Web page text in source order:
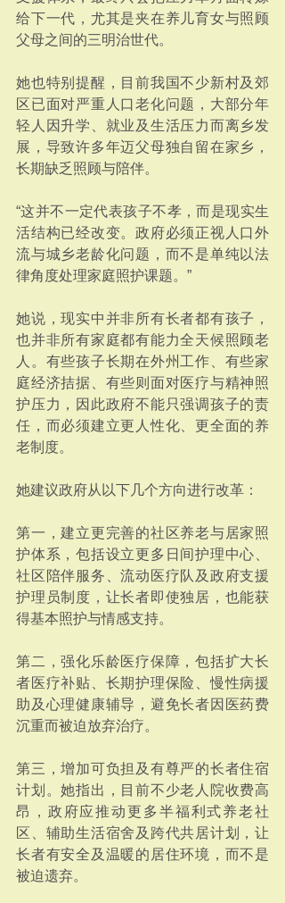
给下一代，尤其是夹在养儿育女与照顾
父母之间的三明治世代。
她也特别提醒，目前我国不少新村及郊
区已面对严重人口老化问题，大部分年
轻人因升学、就业及生活压力而离乡发
展，导致许多年迈父母独自留在家乡，
长期缺乏照顾与陪伴。
“这并不一定代表孩子不孝，而是现实生
活结构已经改变。政府必须正视人口外
流与城乡老龄化问题，而不是单纯以法
律角度处理家庭照护课题。”
她说，现实中并非所有长者都有孩子，
也并非所有家庭都有能力全天候照顾老
人。有些孩子长期在外州工作、有些家
庭经济拮据、有些则面对医疗与精神照
护压力，因此政府不能只强调孩子的责
任，而必须建立更人性化、更全面的养
老制度。
她建议政府从以下几个方向进行改革：
第一，建立更完善的社区养老与居家照
护体系，包括设立更多日间护理中心、
社区陪伴服务、流动医疗队及政府支援
护理员制度，让长者即使独居，也能获
得基本照护与情感支持。
第二，强化乐龄医疗保障，包括扩大长
者医疗补贴、长期护理保险、慢性病援
助及心理健康辅导，避免长者因医药费
沉重而被迫放弃治疗。
第三，增加可负担及有尊严的长者住宿
计划。她指出，目前不少老人院收费高
昂，政府应推动更多半福利式养老社
区、辅助生活宿舍及跨代共居计划，让
长者有安全及温暖的居住环境，而不是
被迫遗弃。